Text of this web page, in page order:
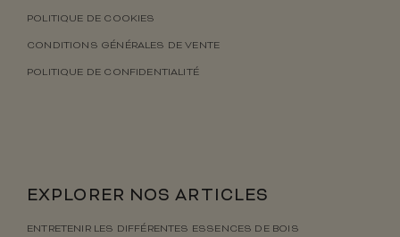
POLITIQUE DE COOKIES
CONDITIONS GÉNÉRALES DE VENTE
POLITIQUE DE CONFIDENTIALITÉ
EXPLORER NOS ARTICLES
ENTRETENIR LES DIFFÉRENTES ESSENCES DE BOIS